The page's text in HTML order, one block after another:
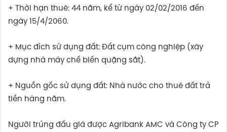
+ Thời hạn thuê: 44 năm, kể từ ngày 02/02/2016 đến
ngày 15/4/2060.
+ Mục đích sử dụng đất: Đất cụm công nghiệp (xây
dựng nhà máy chế biến quặng sắt).
+ Nguồn gốc sử dụng đất: Nhà nước cho thuê đất trả
tiền hàng năm.
Người trúng đấu giá được Agribank AMC và Công ty CP